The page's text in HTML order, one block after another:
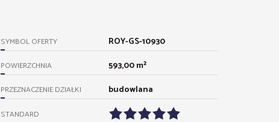
SYMBOL OFERTY ROY-GS-10930
POWIERZCHNIA 593,00 m²
PRZEZNACZENIE DZIAŁKI budowlana
STANDARD